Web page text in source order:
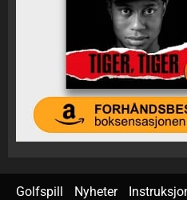
Golfspill Nyheter